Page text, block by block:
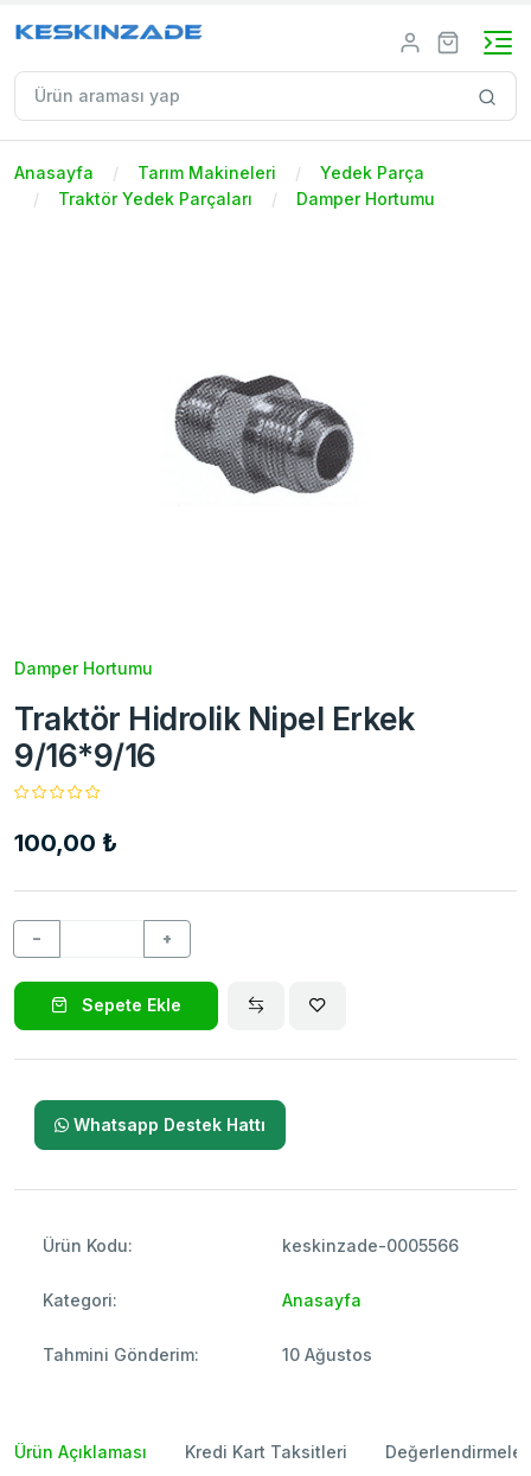
Anasayfa Tarım Makineleri
Yedek Parça
Traktör Yedek Parçaları
Damper Hortumu
Damper Hortumu
Traktör Hidrolik Nipel Erkek
9/16*9/16
100,00 ₺
− +
Sepete Ekle
Whatsapp Destek Hattı
Ürün Kodu: keskinzade-0005566
Kategori: Anasayfa
Tahmini Gönderim: 10 Ağustos
Ürün Açıklaması Kredi Kart Taksitleri Değerlendirmeler